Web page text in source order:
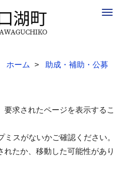
ホーム 助成・補助・公募
要求されたページを表示するこ
スがないかご確認ください。
れたか、移動した可能性があり